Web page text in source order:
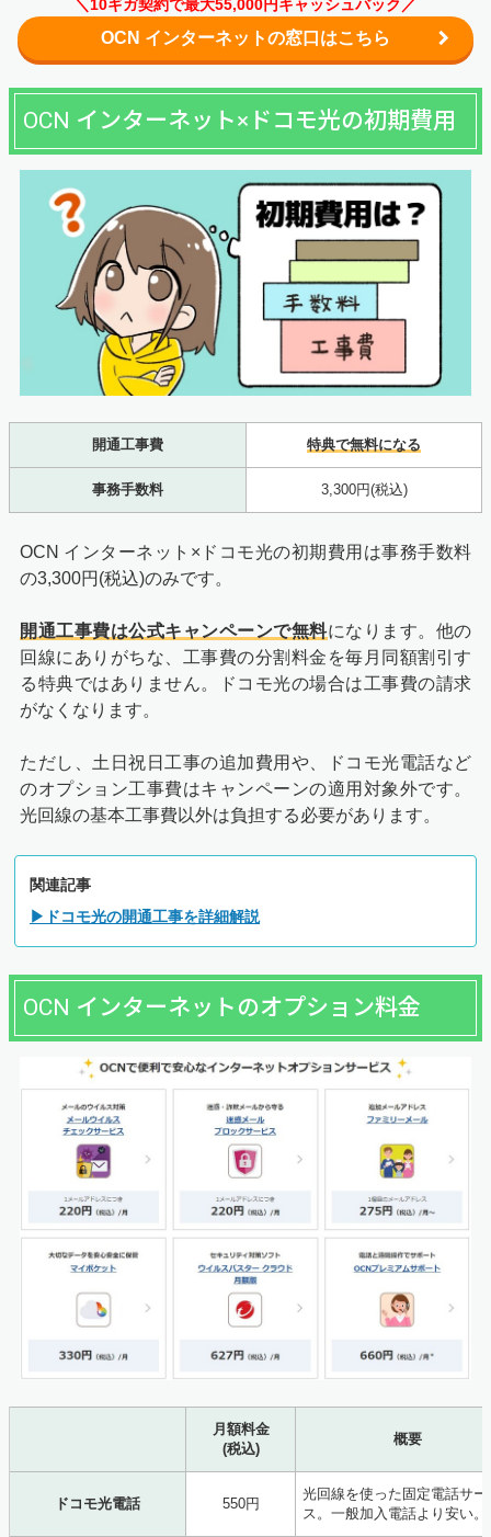
＼10ギガ契約で最大55,000円キャッシュバック／
OCN インターネットの窓口はこちら
OCN インターネット×ドコモ光の初期費用
開通工事費 特典で無料になる
事務手数料 3,300円(税込)
OCN インターネット×ドコモ光の初期費用は事務手数料
の3,300円(税込)のみです。
開通工事費は公式キャンペーンで無料になります。他の
回線にありがちな、工事費の分割料金を毎月同額割引す
る特典ではありません。ドコモ光の場合は工事費の請求
がなくなります。
ただし、土日祝日工事の追加費用や、ドコモ光電話など
のオプション工事費はキャンペーンの適用対象外です。
光回線の基本工事費以外は負担する必要があります。
関連記事
▶ドコモ光の開通工事を詳細解説
OCN インターネットのオプション料金
月額料金
(税込)
概要
ドコモ光電話 550円
光回線を使った固定電話サー
ス。一般加入電話より安い。